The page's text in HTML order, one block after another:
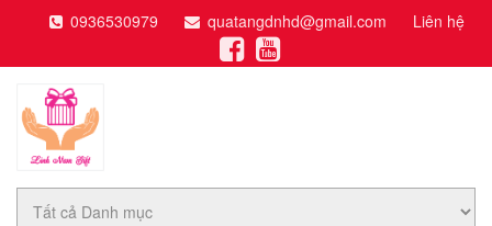
0936530979 quatangdnhd@gmail.com Liên hệ